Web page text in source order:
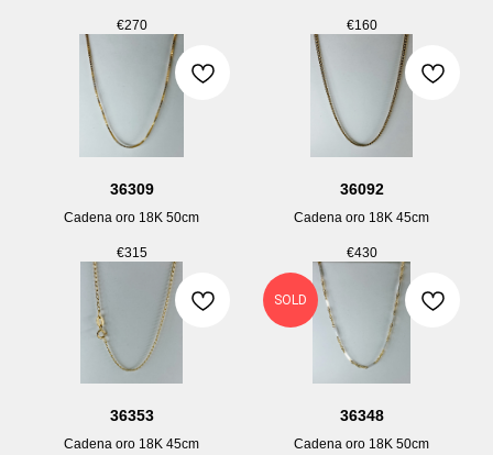
€270 €160
36309
Cadena oro 18K 50cm
€315
36092
Cadena oro 18K 45cm
€430
36353
Cadena oro 18K 45cm
SOLD
36348
Cadena oro 18K 50cm